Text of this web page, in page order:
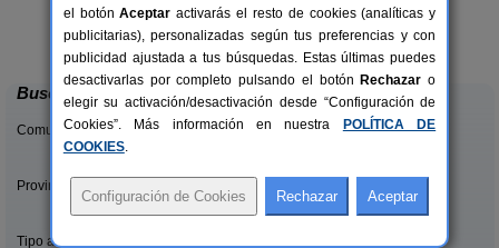
15 pers.
desde30 €
Casa Rural Haitzetxea
Azpilkueta (Navarra)
Buscar
Comunidades:
Provincias/Islas:
Tipo alquiler:
el botónAceptar activarás el resto de cookies (analíticas y
publicitarias), personalizadas según tus preferencias y con
publicidad ajustada a tus búsquedas. Estas últimas puedes
desactivarlas por completo pulsando el botón Rechazar o
elegir su activación/desactivación desde “Configuración de
Cookies”. Más información en nuestra
POLÍTICA DE
COOKIES.